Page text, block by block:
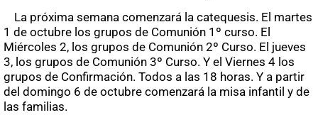
La próxima semana comenzará la catequesis. El martes
1 de octubre los grupos de Comunión 1º curso. El
Miércoles 2, los grupos de Comunión 2º Curso. El jueves
3, los grupos de Comunión 3º Curso. Y el Viernes 4 los
grupos de Confirmación. Todos a las 18 horas. Y a partir
del domingo 6 de octubre comenzará la misa infantil y de
las familias.